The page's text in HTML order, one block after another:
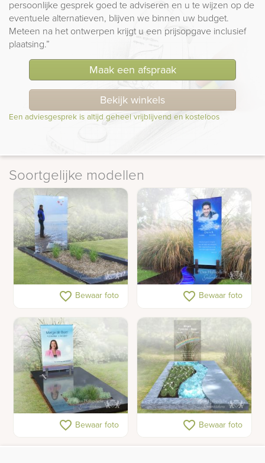
persoonlijke gesprek goed te adviseren en u te wijzen op de
eventuele alternatieven, blijven we binnen uw budget.
Meteen na het ontwerpen krijgt u een prijsopgave inclusief
plaatsing.”
Maak een afspraak
Bekijk winkels
Een adviesgesprek is altijd geheel vrijblijvend en kosteloos
Soortgelijke modellen
Grafmonumenten in glas
favorite_border Bewaar foto
Grafmonument met rivier
favorite_border Bewaar foto
Grafmonument foto op
favorite_border Bewaar foto
Glazen gedenkteken met
favorite_border Bewaar foto